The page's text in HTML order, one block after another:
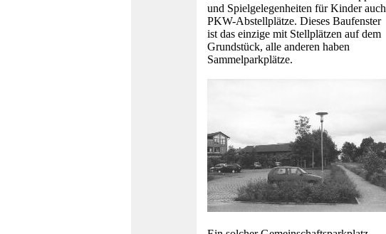
und Spielgelegenheiten für Kinder auch
PKW-Abstellplätze. Dieses Baufenster
ist das einzige mit Stellplätzen auf dem
Grundstück, alle anderen haben
Sammelparkplätze.